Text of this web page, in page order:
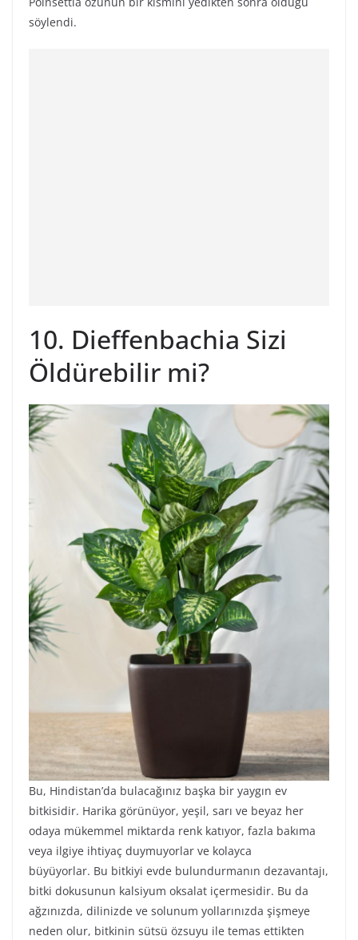
söylendi.
10. Dieffenbachia Sizi
Öldürebilir mi?
Bu, Hindistan’da bulacağınız başka bir yaygın ev
bitkisidir. Harika görünüyor, yeşil, sarı ve beyaz her
odaya mükemmel miktarda renk katıyor, fazla bakıma
veya ilgiye ihtiyaç duymuyorlar ve kolayca
büyüyorlar. Bu bitkiyi evde bulundurmanın dezavantajı,
bitki dokusunun kalsiyum oksalat içermesidir. Bu da
ağzınızda, dilinizde ve solunum yollarınızda şişmeye
neden olur, bitkinin sütsü özsuyu ile temas ettikten